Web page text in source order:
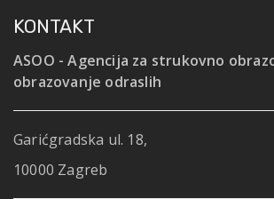
KONTAKT
ASOO - Agencija za strukovno
obrazovanje odraslih
Garićgradska ul. 18,
10000 Zagreb